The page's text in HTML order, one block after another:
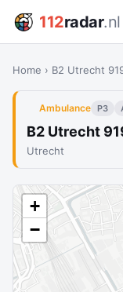
112radar.nl
Home › B2 Utrecht
Ambulance P3
B2 Utrecht
Utrecht
+
−